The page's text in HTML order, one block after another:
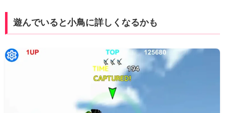
遊んでいると小鳥に詳しくなるかも